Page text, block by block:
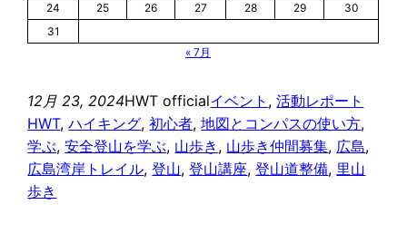
24
25 26 27 28 29
30
31
« 7月
12月 23, 2024HWT officialイベント , 活動レポート
HWT, ハイキング, 初心者, 地図とコンパスの使い方
学ぶ, 安全登山を学ぶ, 山歩き , 山歩き仲間募集, 広島
広島湾岸トレイル, 登山, 登山講座, 登山道整備, 里山
歩き